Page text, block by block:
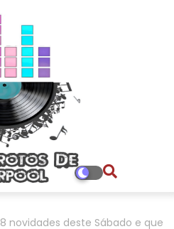
8 novidades deste Sábado e que